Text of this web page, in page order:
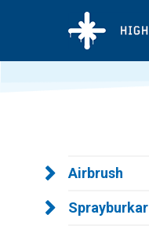
Airbrush
Sprayburkar